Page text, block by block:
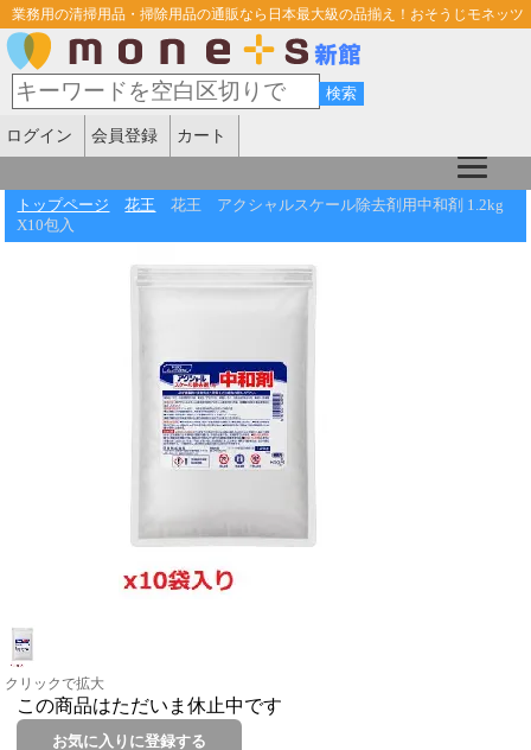
業務用の清掃用品・掃除用品の通販なら日本最大級の品揃え！おそうじモネッツ
ログイン 会員登録 カート
トップページ 花王
花王 アクシャルスケール除去剤用中和剤 1.2kg
X10包入
クリックで拡大
この商品はただいま休止中です